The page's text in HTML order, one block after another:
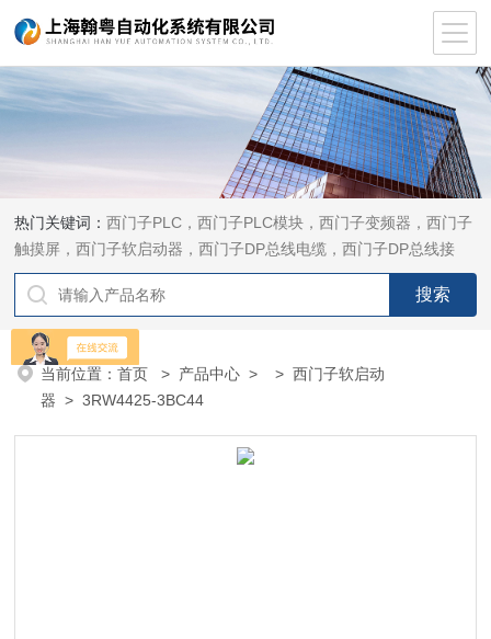
热门关键词：西门子PLC，西门子PLC模块，西门子变频器，西门子
触摸屏，西门子软启动器，西门子DP总线电缆，西门子DP总线接
头，西门子CP通讯网卡，西门子数控系统及停产备件
当前位置：首页 > 产品中心 > >西门子软启动
器 > 3RW4425-3BC44